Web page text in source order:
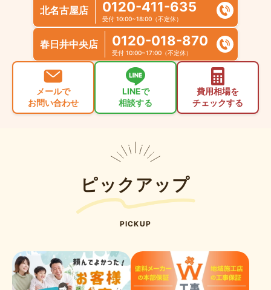
北名古屋店 0120-411-635
受付 10:00~18:00（不定休）
春日井中央店 0120-018-870
受付 10:00~17:00（不定休）
メールで
お問い合わせ
LINEで
相談する
費用相場を
チェックする
ピックアップ
PICKUP